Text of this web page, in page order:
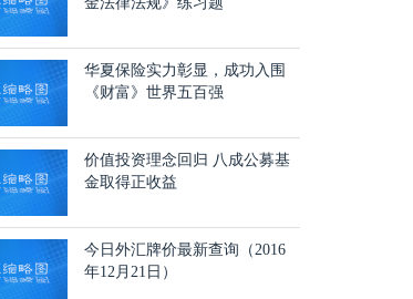
华夏保险实力彰显，成功入围
《财富》世界五百强
价值投资理念回归 八成公募基
金取得正收益
今日外汇牌价最新查询（2016
年12月21日）